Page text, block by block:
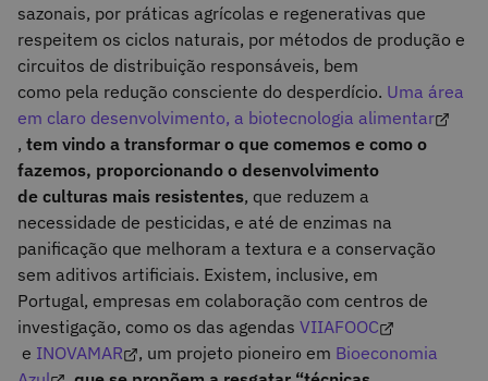
sazonais, por práticas agrícolas e regenerativas que
respeitem os ciclos naturais, por métodos de produção e
circuitos de distribuição responsáveis, bem
como pela redução consciente do desperdício. Uma área
em claro desenvolvimento, a biotecnologia alimentar
, tem vindo a transformar o que comemos e como o
fazemos, proporcionando o desenvolvimento
de culturas mais resistentes, que reduzem a
necessidade de pesticidas, e até de enzimas na
panificação que melhoram a textura e a conservação
sem aditivos artificiais. Existem, inclusive, em
Portugal, empresas em colaboração com centros de
investigação, como os das agendas VIIAFOOC
e INOVAMAR , um projeto pioneiro em Bioeconomia